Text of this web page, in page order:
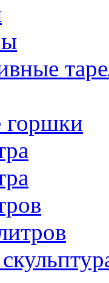
горшки